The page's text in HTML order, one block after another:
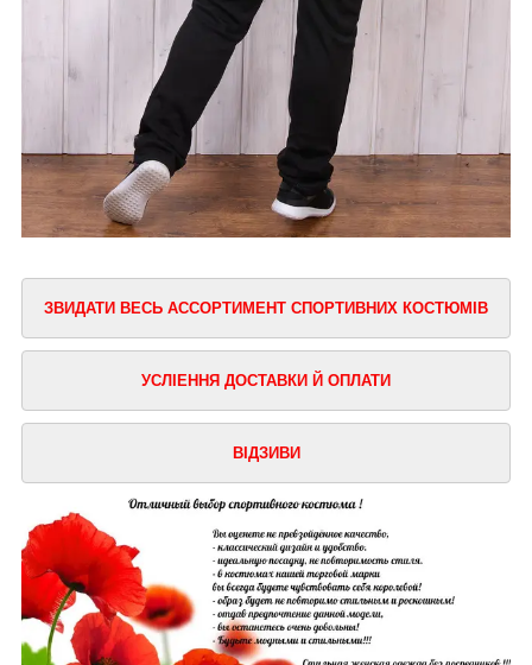
ЗВИДАТИ ВЕСЬ АССОРТИМЕНТ СПОРТИВНИХ КОСТЮМІВ
УСЛІЕННЯ ДОСТАВКИ Й ОПЛАТИ
ВІДЗИВИ